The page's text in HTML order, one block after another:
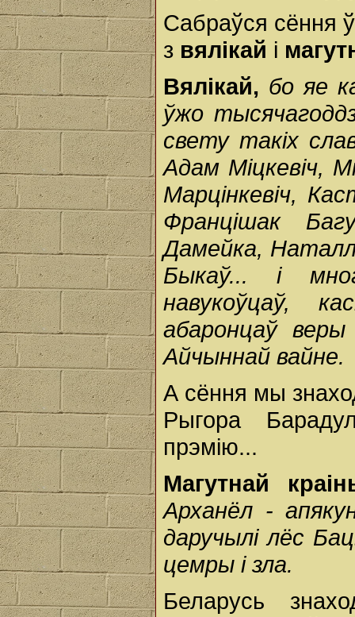
Сабраўся сёння ў
з вялікай і
Вялікай, бо яе
ўжо
свету такіх
Адам Міцкевіч,
Марцінкевіч,
Францішак
Дамейка,
Быкаў... і
навукоўцаў,
абаронцаў веры
Айчыннай вайне.
А сёння мы
Рыгора
прэмію...
Магутнай
Арханёл -
даручылі лёс
цемры і зла.
Беларусь